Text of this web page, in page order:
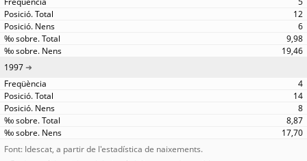
12
6
9,98
19,46
1997
4
14
8
8,87
17,70
Font: Idescat, a partir de l'estadística de naixements.